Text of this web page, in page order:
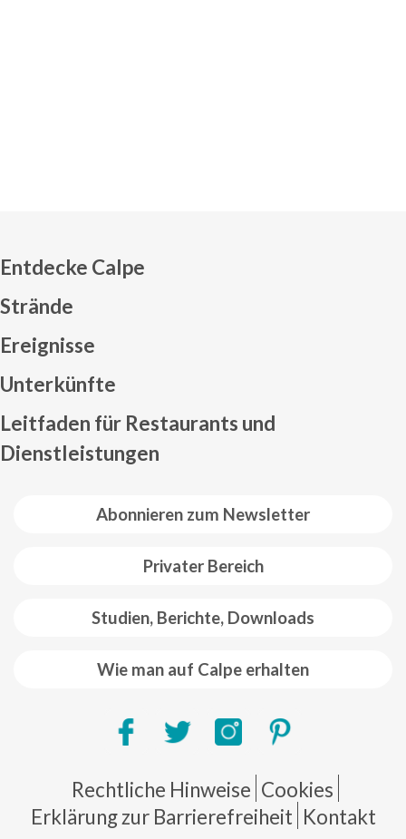
Abonnieren zum Newsletter
Privater Bereich
Studien, Berichte, Downloads
Wie man auf Calpe erhalten
Entdecke Calpe
Strände
Ereignisse
Unterkünfte
Leitfaden für Restaurants und
Dienstleistungen
Pie de página
Rechtliche Hinweise Cookies
Erklärung zur Barrierefreiheit Kontakt